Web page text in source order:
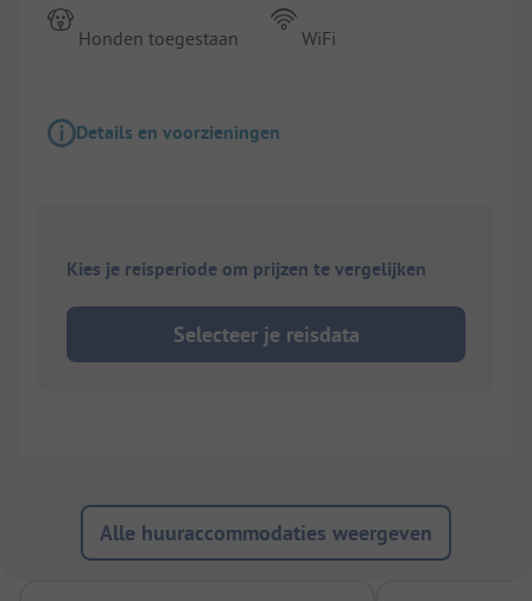
Honden toegestaan WiFi
Details en voorzieningen
Kies je reisperiode om prijzen te vergelijken
Selecteer je reisdata
Alle huuraccommodaties weergeven